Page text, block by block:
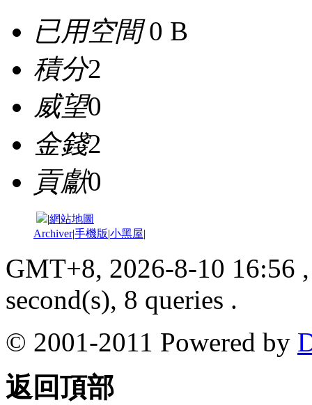
已用空間0 B
積分2
威望0
金錢2
貢獻0
|網站地圖
Archiver|手機版|小黑屋|
GMT+8, 2026-8-10 16:56
second(s), 8 queries .
© 2001-2011 Powered by
返回頂部